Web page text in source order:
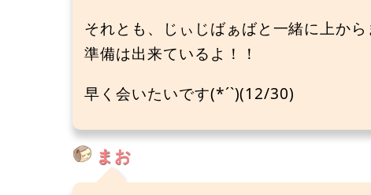
それとも、じぃじばぁばと一緒に上か
準備は出来ているよ！！
早く会いたいです(*´`)(12/30)
まお